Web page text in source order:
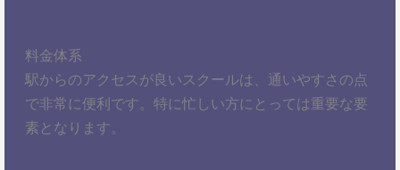
料金体系
駅からのアクセスが良いスクールは、通いやすさの点
で非常に便利です。特に忙しい方にとっては重要な要
素となります。